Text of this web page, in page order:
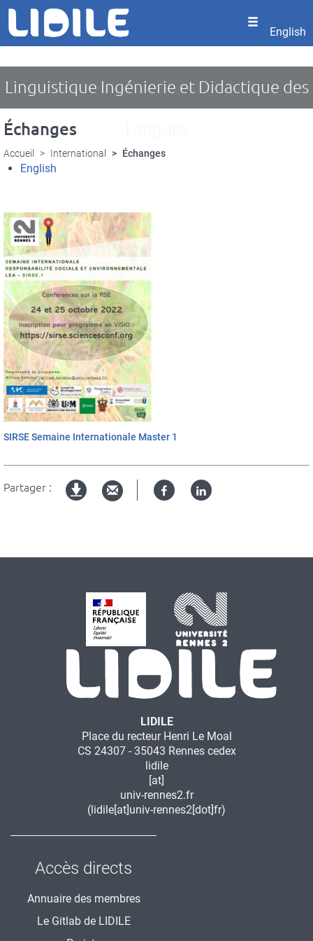
Panneau de gestion des cookies
Aller
contenu
English
Linguistique Ingénierie et Didactique des
Échanges
Accueil International Échanges
English
SIRSE Semaine Internationale Master 1
Partager : FacebookLinked
LIDILE
Place du recteur Henri Le Moal
CS 24307 - 35043 Rennes cedex
lidile
[at]
univ-rennes2.fr
(lidile[at]univ-rennes2[dot]fr)
Accès directs
Annuaire des membres
Le Gitlab de LIDILE